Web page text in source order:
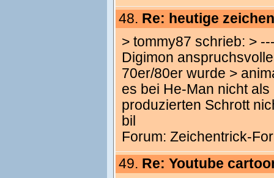
48. Re: heutige
> tommy87 schrieb: >
Digimon
70er/80er wurde >
es bei He-Man nicht
produzierten Schrott
bil
Forum: Zeichentrick-
49. Re: Youtube